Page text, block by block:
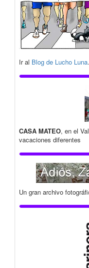
Ir al Blog de Lucho Luna.
CASA MATEO, en el
vacaciones diferentes
Un gran archivo